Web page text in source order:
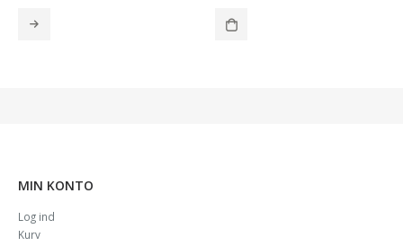
MIN KONTO
Log ind
Kurv